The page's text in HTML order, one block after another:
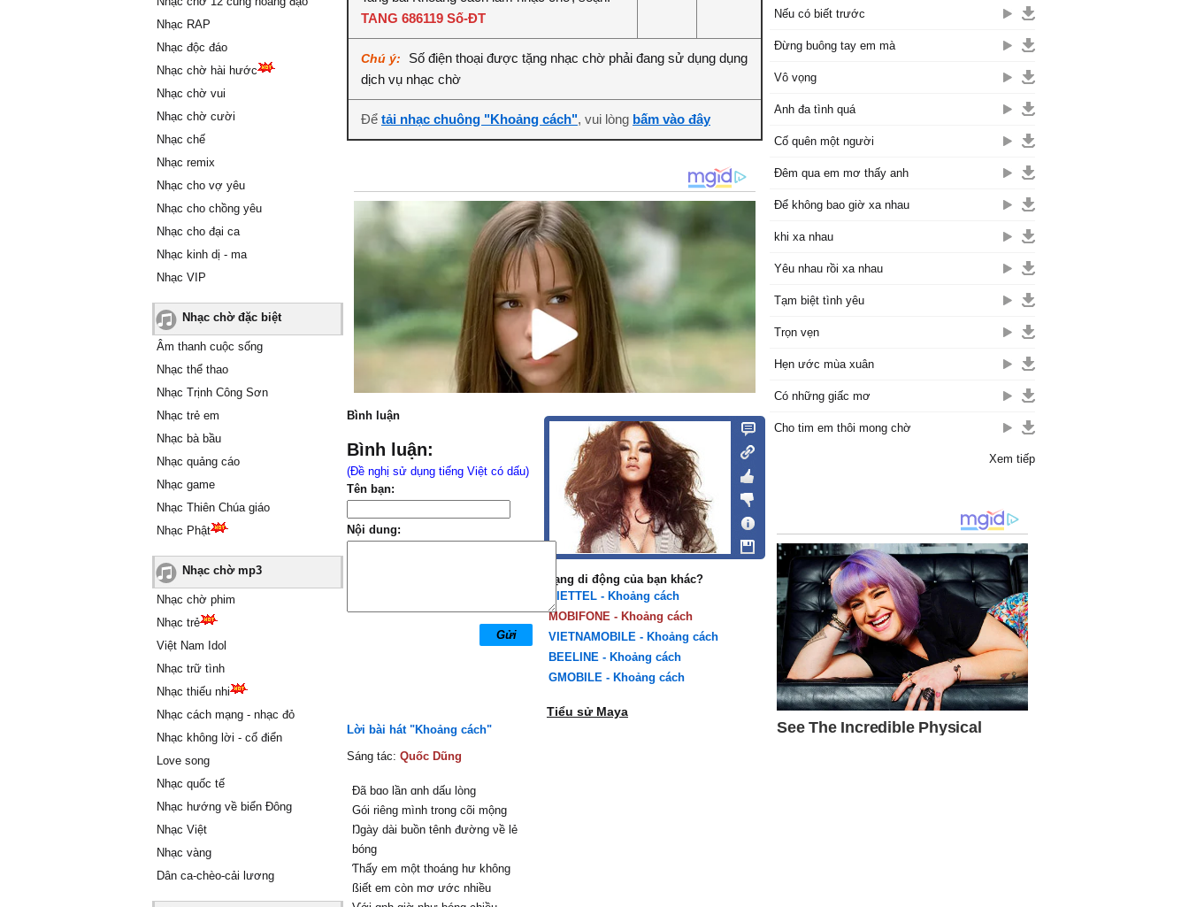
Nhạc RAP
Nhạc độc đáo
Nhạc chờ hài hước
Nhạc chờ vui
Nhạc chờ cười
Nhạc chế
Nhạc remix
Nhạc cho vợ yêu
Nhạc cho chồng yêu
Nhạc cho đại ca
Nhạc kinh dị - ma
Nhạc VIP
Nhạc chờ đặc biệt
Âm thanh cuộc sống
Nhạc thể thao
Nhạc Trịnh Công Sơn
Nhạc trẻ em
Nhạc bà bầu
Nhạc quảng cáo
Nhạc game
Nhạc Thiên Chúa giáo
Nhạc Phật
Nhạc chờ mp3
Nhạc chờ phim
Nhạc trẻ
Việt Nam Idol
Nhạc trữ tình
Nhạc thiếu nhi
Nhạc cách mạng - nhạc đỏ
Nhạc không lời - cổ điển
Love song
Nhạc quốc tế
Nhạc hướng về biển Đông
Nhạc Việt
Nhạc vàng
Dân ca-chèo-cải lương
TANG 686119 Số-ĐT
Chú ý:
Số điện thoại được tặng nhạc chờ phải đang sử dụng dụng
dịch vụ nhạc chờ
Để tải nhạc chuông "Khoảng cách", vui lòng bấm vào đây
Bình luận
Bình luận:
(Đề nghị sử dụng tiếng Việt có dấu)
Tên bạn:
Nội dung:
Mạng di động của bạn khác?
VIETTEL - Khoảng cách
MOBIFONE - Khoảng cách
VIETNAMOBILE - Khoảng cách
BEELINE - Khoảng cách
GMOBILE - Khoảng cách
Tiểu sử Maya
Lời bài hát "Khoảng cách"
Sáng tác: Quốc Dũng
Đã bɑo lần ɑnh dấu lòng
Gói riêng mình trong cõi mộng
Ŋgàу dài buồn tênh đường νề lẻ
bóng
Ƭhấу em một thoáng hư không
ßiết em còn mơ ước nhiều
Nếu có biết trước
Đừng buông tay em mà
Vô vọng
Anh đa tình quá
Cố quên một người
Đêm qua em mơ thấy anh
Để không bao giờ xa nhau
khi xa nhau
Yêu nhau rồi xa nhau
Tạm biệt tình yêu
Trọn vẹn
Hẹn ước mùa xuân
Có những giấc mơ
Cho tim em thôi mong chờ
Xem tiếp